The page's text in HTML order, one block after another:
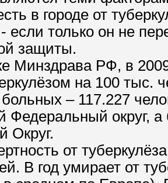
в городе от
если только он не
защиты.
Минздрава РФ, в
на 100 тыс.
– 117.227
Федеральный округ,
Округ.
от
В год умирает от